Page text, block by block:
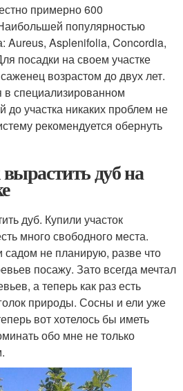
примерно 600
популярностью
Aureus, Asplenifolia, Concordia,
посадки на своем участке
возрастом до двух лет.
в специализированном
до участка никаких проблем не
рекомендуется обернуть
дуб на
дуб. Купили участок
много свободного места.
не планирую, разве что
посажу. Зато всегда мечтал
а теперь как раз есть
природы. Сосны и ели уже
вот хотелось бы иметь
обо мне не только